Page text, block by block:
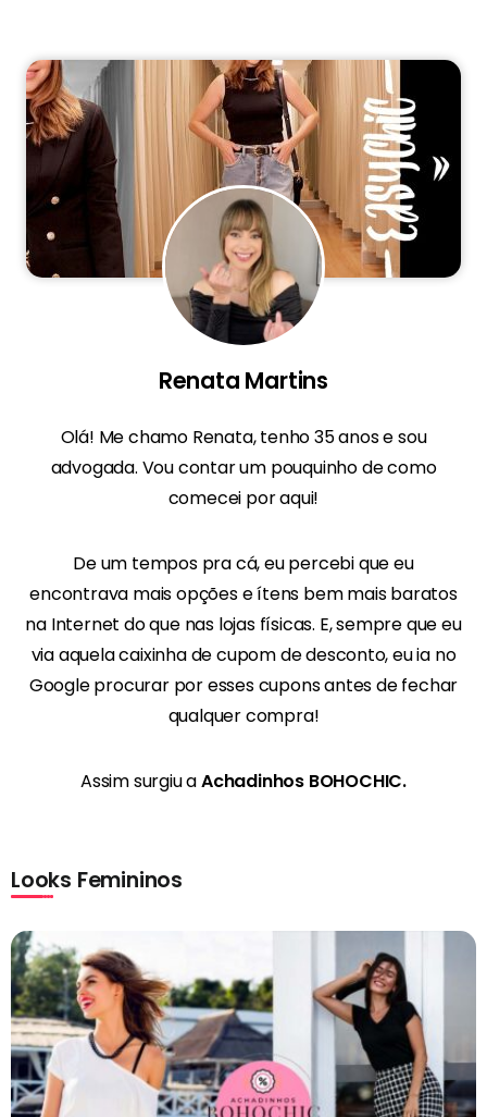
Renata Martins
Olá! Me chamo Renata, tenho 35 anos e sou
advogada. Vou contar um pouquinho de como
comecei por aqui!
De um tempos pra cá, eu percebi que eu
encontrava mais opções eítens bem mais baratos
na Internet do que nas lojas físicas. E, sempre que eu
via aquela caixinha de cupom de desconto, eu ia no
Google procurar por esses cupons antes de fechar
qualquer compra!
Assim surgiu aAchadinhos BOHOCHIC.
Looks Femininos